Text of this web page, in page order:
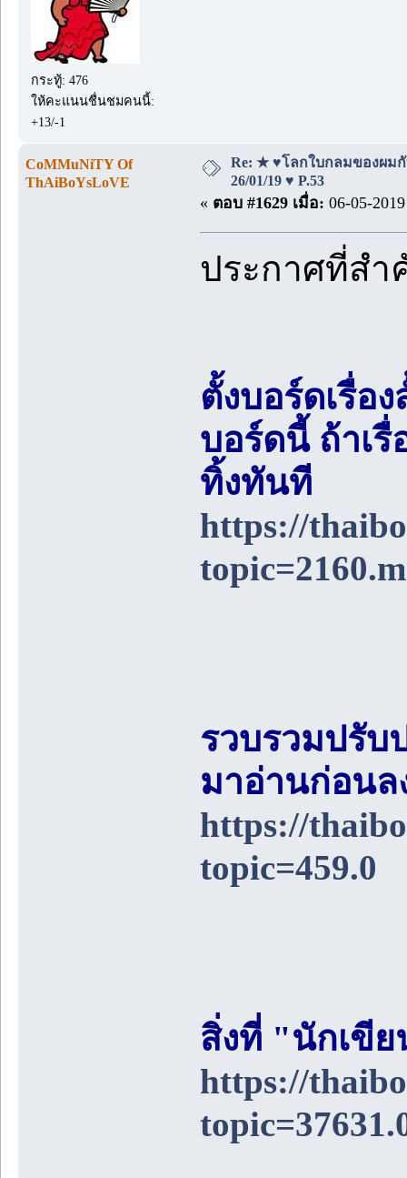
กระทู้: 476
ให้คะแนนชื่นชมคนนี้:
+13/-1
CoMMuNiTY Of
ThAiBoYsLoVE
Re: ★ ♥โลกใบกลมของผ
26/01/19 ♥ P.53
« ตอบ #1629 เมื่อ: 06-05-
ประกาศที่ส
ตั้งบอร์ดเรื่อ
บอร์ดนี้ ถ้าเ
ทิ้งทันที
https://
รวบรวมปรับ
มาอ่านก่อน
https://
topic=459.0
สิ่งที่ "นักเขี
https://